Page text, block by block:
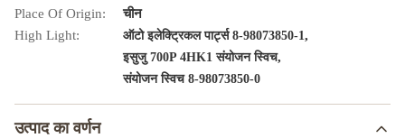
Place Of Origin:
चीन
High Light:
ऑटो इलेक्ट्रिकल पार्ट्स 8-98073850-1,
इसुजु 700P 4HK1 संयोजन स्विच,
संयोजन स्विच 8-98073850-0
उत्पाद का वर्णन